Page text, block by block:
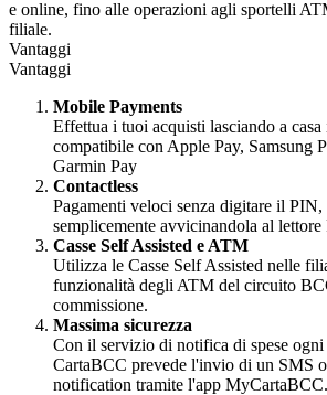
e online, fino alle operazioni agli sportelli
filiale.
Vantaggi
Vantaggi
Mobile Payments
Effettua i tuoi acquisti lasciando a
compatibile con Apple Pay, Samsung
Garmin Pay
Contactless
Pagamenti veloci senza digitare il PIN,
semplicemente avvicinandola al lettore
Casse Self Assisted e ATM
Utilizza le Casse Self Assisted nelle
funzionalità degli ATM del circuito
commissione.
Massima sicurezza
Con il servizio di notifica di spese
CartaBCC prevede l'invio di un SMS
notification tramite l'app MyCartaBCC.